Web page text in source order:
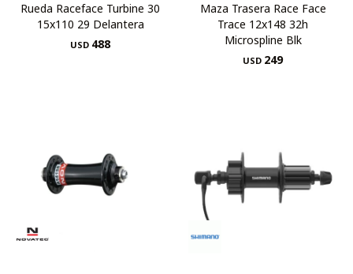
Rueda Raceface Turbine 30
15x110 29 Delantera
USD 488
Maza Trasera Race Face
Trace 12x148 32h
Microspline Blk
USD 249